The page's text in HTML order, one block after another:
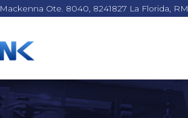
Ote. 8040, 8241827 La Florida, RM.